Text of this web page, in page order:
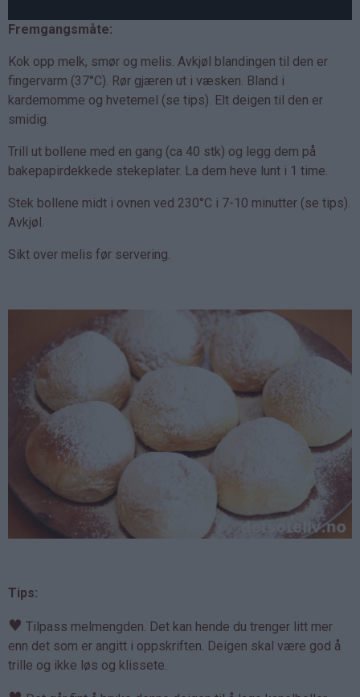
Fremgangsmåte:
Kok opp melk, smør og melis. Avkjøl blandingen til den er
fingervarm (37°C). Rør gjæren ut i væsken. Bland i
kardemomme og hvetemel (se tips). Elt deigen til den er
smidig.
Trill ut bollene med en gang (ca 40 stk) og legg dem på
bakepapirdekkede stekeplater. La dem heve lunt i 1 time.
Stek bollene midt i ovnen ved 230°C i 7-10 minutter (se tips).
Avkjøl.
Sikt over melis før servering.
Tips:
♥ Tilpass melmengden. Det kan hende du trenger litt mer
enn det som er angitt i oppskriften. Deigen skal være god å
trille og ikke løs og klissete.